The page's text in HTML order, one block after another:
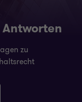
zu